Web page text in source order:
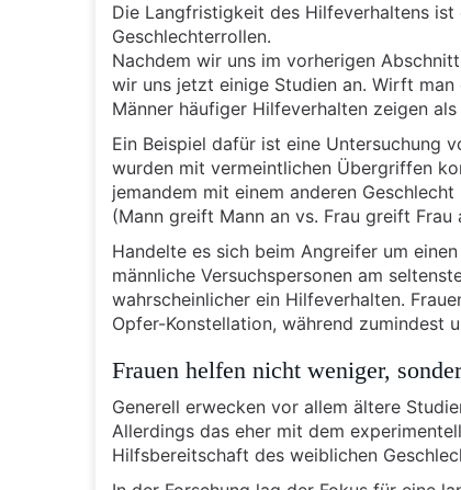
Die Langfristigkeit des Hilfeverhaltens
Geschlechterrollen.
Nachdem wir uns im vorherigen
wir uns jetzt einige Studien an. Wirft
Männer häufiger Hilfeverhalten zeigen als
Ein Beispiel dafür ist eine Untersuchung
wurden mit vermeintlichen Übergriffen
jemandem mit einem anderen
(Mann greift Mann an vs. Frau greift Frau
Handelte es sich beim Angreifer um
männliche Versuchspersonen am
wahrscheinlicher ein Hilfeverhalten.
Opfer-Konstellation, während zumindest
Frauen helfen nicht weniger,
Generell erwecken vor allem ältere
Allerdings das eher mit dem
Hilfsbereitschaft des weiblichen